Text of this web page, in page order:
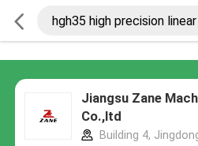
Jiangsu Zane
Co.,ltd
Building 4,